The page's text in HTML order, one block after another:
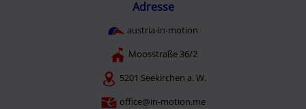
Adresse
austria-in-motion
Moosstraße 36/2
5201 Seekirchen a. W.
office@in-motion.me